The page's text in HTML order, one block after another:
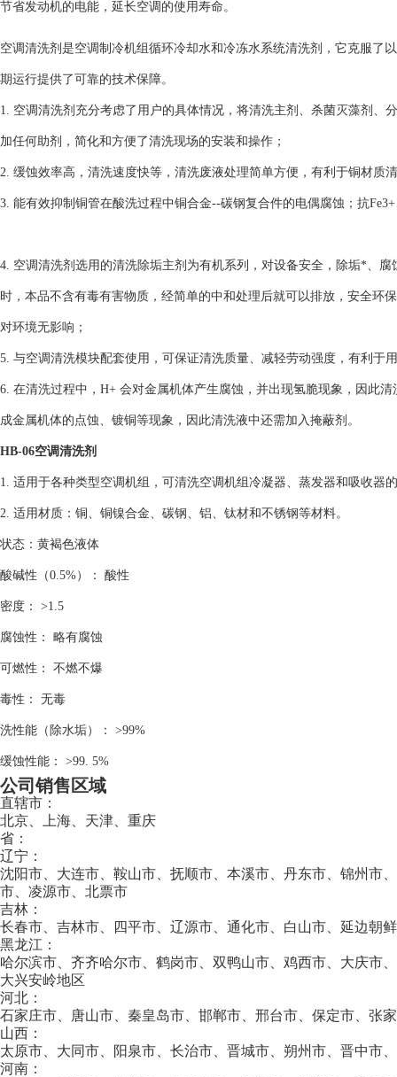
节省发动机的电能，延长空调的使用寿命。
空调清洗剂是空调制冷机组循环冷却水和冷冻水系统清洗剂，它克服了
期运行提供了可靠的技术保障。
1. 空调清洗剂充分考虑了用户的具体情况，将清洗主剂、杀菌灭藻剂
加任何助剂，简化和方便了清洗现场的安装和操作；
2. 缓蚀效率高，清洗速度快等，清洗废液处理简单方便，有利于铜材质
3. 能有效抑制铜管在酸洗过程中铜合金--碳钢复合件的电偶腐蚀；抗
4. 空调清洗剂选用的清洗除垢主剂为有机系列，对设备安全，除垢*、
时，本品不含有毒有害物质，经简单的中和处理后就可以排放，安全环
对环境无影响；
5. 与空调清洗模块配套使用，可保证清洗质量、减轻劳动强度，有利于
6. 在清洗过程中，H+ 会对金属机体产生腐蚀，并出现氢脆现象，因此
成金属机体的点蚀、镀铜等现象，因此清洗液中还需加入掩蔽剂。
HB-06空调清洗剂
1. 适用于各种类型空调机组，可清洗空调机组冷凝器、蒸发器和吸收
2. 适用材质：铜、铜镍合金、碳钢、铝、钛材和不锈钢等材料。
状态：黄褐色液体
酸碱性（0.5%）： 酸性
密度： >1.5
腐蚀性： 略有腐蚀
可燃性： 不燃不爆
毒性： 无毒
洗性能（除水垢）： >99%
缓蚀性能： >99. 5%
公司销售区域
直辖市：
北京、上海、天津、重庆
省：
辽宁：
沈阳市、大连市、鞍山市、抚顺市、本溪市、丹东市、锦州市
市、凌源市、北票市
吉林：
长春市、吉林市、四平市、辽源市、通化市、白山市、延边朝
黑龙江：
哈尔滨市、齐齐哈尔市、鹤岗市、双鸭山市、鸡西市、大庆市
大兴安岭地区
河北：
石家庄市、唐山市、秦皇岛市、邯郸市、邢台市、保定市、张
山西：
太原市、大同市、阳泉市、长治市、晋城市、朔州市、晋中市
河南：